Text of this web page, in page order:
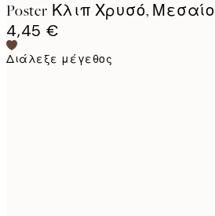
Poster Κλιπ Χρυσό, Μεσαίο
4,45 €
Διάλεξε μέγεθος